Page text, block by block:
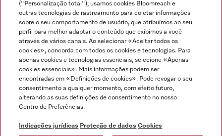
Indicações jurídicas
Condições gerais
Proteção de dados
Condições de utilização
Canal de Ética
Formulário de livre resolução
("Personalização total"), usamos cookies Bloomreach e
outras tecnologias de rastreamento para coletar informações
sobre o seu comportamento de usuário, que atribuímos ao seu
perfil para melhor adaptar o conteúdo que exibimos a você
através de vários canais. Ao selecionar «Aceitar todos os
cookies», concorda com todos os cookies e tecnologias. Para
apenas cookies e tecnologias essenciais, selecione «Apenas
cookies essenciais». Mais informações podem ser
encontradas em «Definições de cookies». Pode revogar o seu
consentimento a qualquer momento, com efeito futuro,
alterando as suas definições de consentimento no nosso
Centro de Preferências.
Indicações jurídicas Proteção de dados Cookies